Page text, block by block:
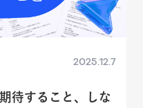
2025.12.7
待すること、しな